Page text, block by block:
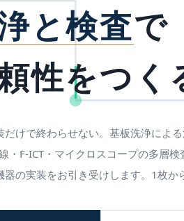
と検査で
性をつく
だけで終わらせない。基板洗浄によ
・F-ICT・マイクロスコープの多層
器の実装をお引き受けします。1枚か